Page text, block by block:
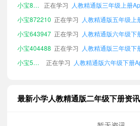
小宝821732 正在学习
小宝872210 正在学习 人教精通版五年级
小宝643947 正在学习 人教精通版六年级
小宝404488 正在学习 人教精通版三年级
小宝571194
正在学习
小宝404006 正在学习 人教精通版六年级上
最新小学人教精通版二年级下册资讯